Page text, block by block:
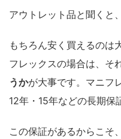
アウトレット品と聞くと
もちろん安く買えるのは
フレックスの場合は、そ
うかが大事です。マニフ
12年・15年などの長期保
この保証があるからこそ